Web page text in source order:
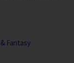
Fantasy